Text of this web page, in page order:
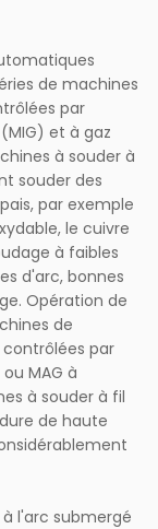
de machines
par
et à gaz
à souder à
souder des
par exemple
le cuivre
à faibles
d'arc, bonnes
Opération de
de
par
MAG à
à souder à fil
de haute
l'arc submergé